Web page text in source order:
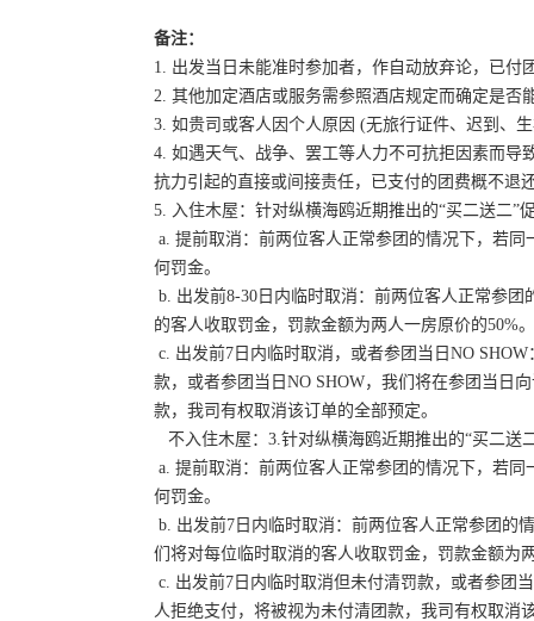
备注：
1. 出发当日未能准时参加者，作自动放弃论，已付
2. 其他加定酒店或服务需参照酒店规定而确定是否
3. 如贵司或客人因个人原因 (无旅行证件、迟到、
4. 如遇天气、战争、罢工等人力不可抗拒因素而
抗力引起的直接或间接责任，已支付的团费概不退
5. 入住木屋：针对纵横海鸥近期推出的“买二送二
a. 提前取消：前两位客人正常参团的情况下，若
何罚金。
b. 出发前8-30日内临时取消：前两位客人正常参
的客人收取罚金，罚款金额为两人一房原价的50%
c. 出发前7日内临时取消，或者参团当日NO
款，或者参团当日NO SHOW，我们将在参团当日
款，我司有权取消该订单的全部预定。
不入住木屋：3.针对纵横海鸥近期推出的“买二送
a. 提前取消：前两位客人正常参团的情况下，若
何罚金。
b. 出发前7日内临时取消：前两位客人正常参团的
们将对每位临时取消的客人收取罚金，罚款金额为
c. 出发前7日内临时取消但未付清罚款，或者参团
人拒绝支付，将被视为未付清团款，我司有权取消